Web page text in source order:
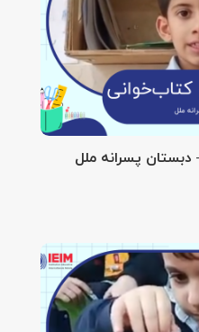
پسرانه ملل